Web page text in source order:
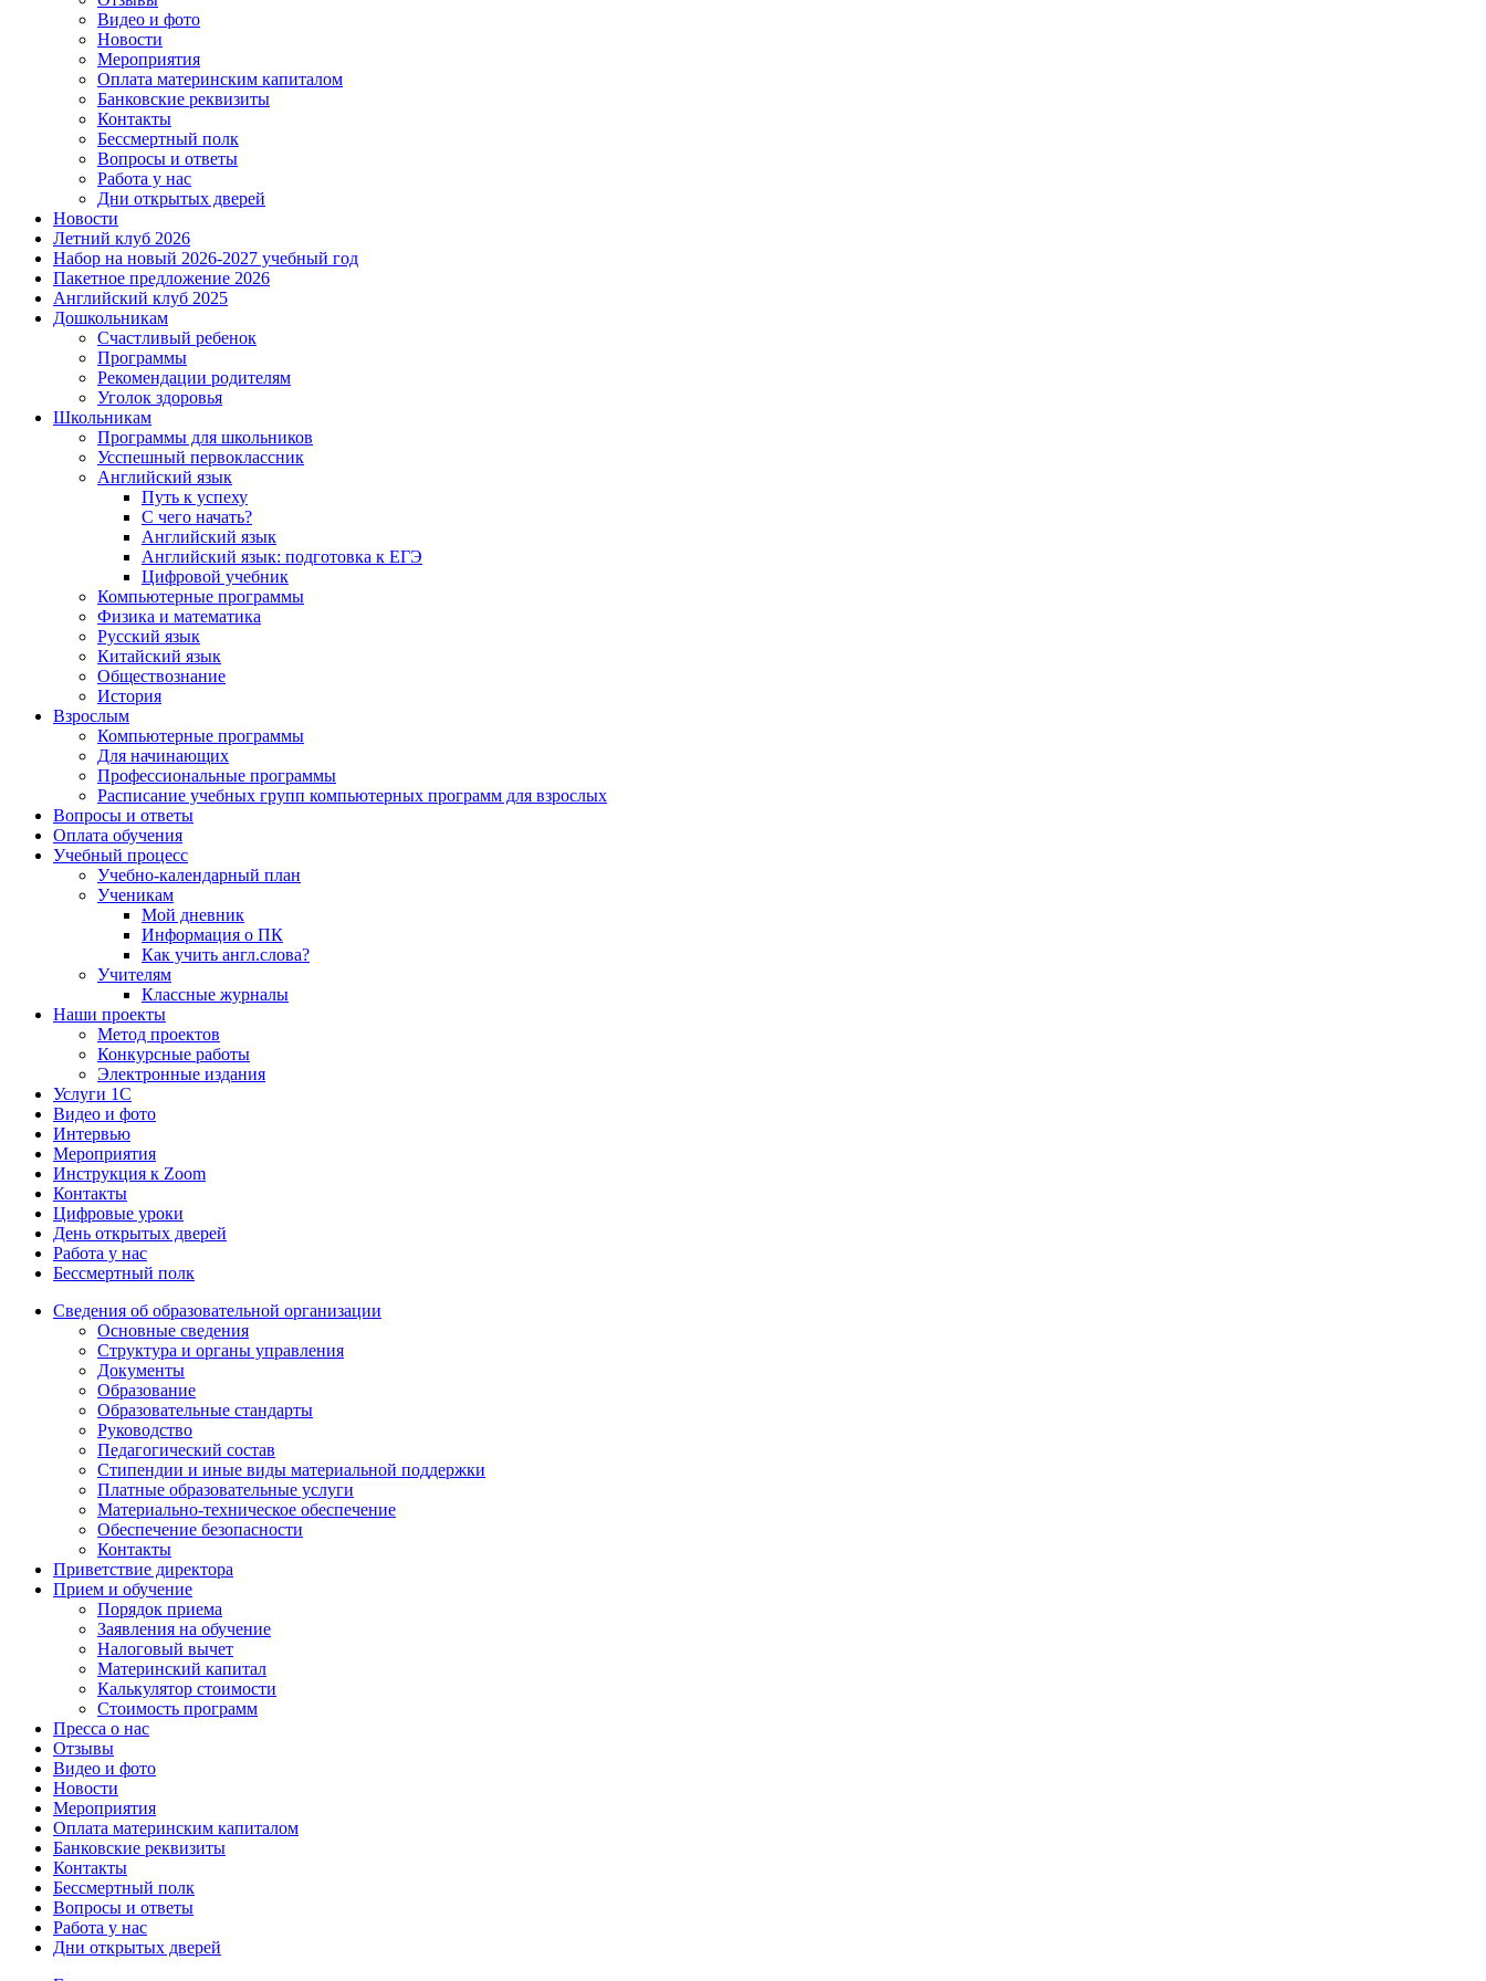
Видео и фото
Новости
Мероприятия
Оплата материнским капиталом
Банковские реквизиты
Контакты
Бессмертный полк
Вопросы и ответы
Работа у нас
Дни открытых дверей
Новости
Летний клуб 2026
Набор на новый 2026-2027 учебный год
Пакетное предложение 2026
Английский клуб 2025
Дошкольникам
Счастливый ребенок
Программы
Рекомендации родителям
Уголок здоровья
Школьникам
Программы для школьников
Усспешный первоклассник
Английский язык
Путь к успеху
С чего начать?
Английский язык
Английский язык: подготовка к ЕГЭ
Цифровой учебник
Компьютерные программы
Физика и математика
Русский язык
Китайский язык
Обществознание
История
Взрослым
Компьютерные программы
Для начинающих
Профессиональные программы
Расписание учебных групп компьютерных программ для взрослых
Вопросы и ответы
Оплата обучения
Учебный процесс
Учебно-календарный план
Ученикам
Мой дневник
Информация о ПК
Как учить англ.слова?
Учителям
Классные журналы
Наши проекты
Метод проектов
Конкурсные работы
Электронные издания
Услуги 1C
Видео и фото
Интервью
Мероприятия
Инструкция к Zoom
Контакты
Цифровые уроки
День открытых дверей
Работа у нас
Бессмертный полк
Сведения об образовательной организации
Основные сведения
Структура и органы управления
Документы
Образование
Образовательные стандарты
Руководство
Педагогический состав
Стипендии и иные виды материальной поддержки
Платные образовательные услуги
Материально-техническое обеспечение
Обеспечение безопасности
Контакты
Приветствие директора
Прием и обучение
Порядок приема
Заявления на обучение
Налоговый вычет
Материнский капитал
Калькулятор стоимости
Стоимость программ
Пресса о нас
Отзывы
Видео и фото
Новости
Мероприятия
Оплата материнским капиталом
Банковские реквизиты
Контакты
Бессмертный полк
Вопросы и ответы
Работа у нас
Дни открытых дверей